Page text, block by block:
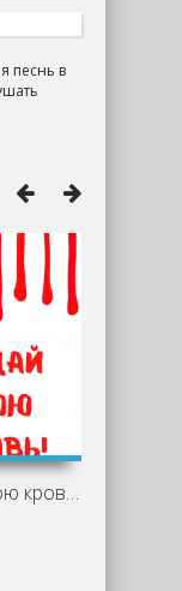
песнь в
Отдай мою кровь - Андрей Шляхов